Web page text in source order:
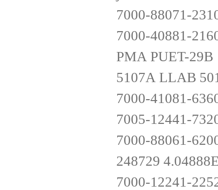
7000-88071-
7000-40881-
PMA PUET-
5107A
7000-41081-
7005-12441-
7000-88061-
248729
7000-12241-